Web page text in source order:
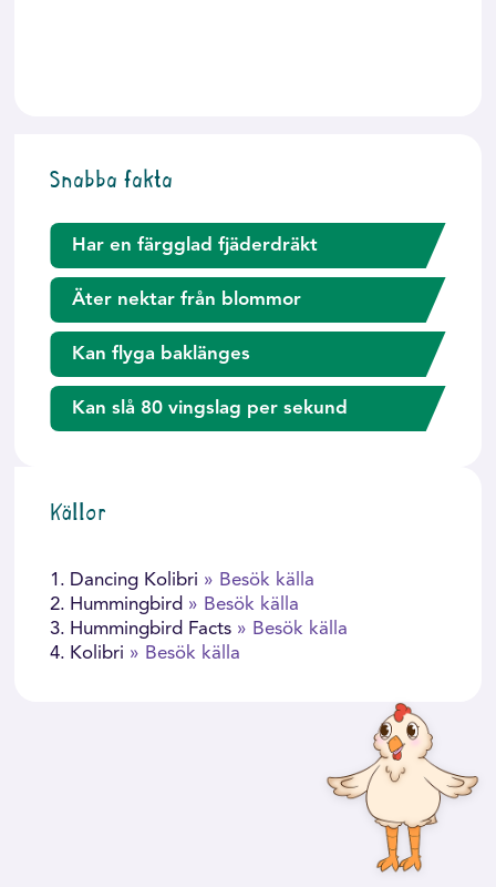
Snabba fakta
Har en färgglad fjäderdräkt
Äter nektar från blommor
Kan flyga baklänges
Kan slå 80 vingslag per sekund
Källor
1. Dancing Kolibri » Besök källa
2. Hummingbird » Besök källa
3. Hummingbird Facts » Besök källa
4. Kolibri » Besök källa